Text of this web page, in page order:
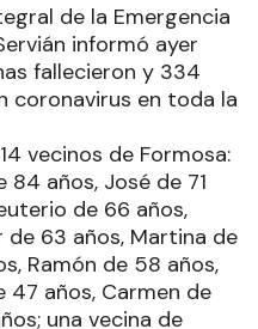
de la Emergencia
informó ayer
fallecieron y 334
coronavirus en toda la
vecinos de Formosa:
años, José de 71
de 66 años,
63 años, Martina de
Ramón de 58 años,
47 años, Carmen de
una vecina de